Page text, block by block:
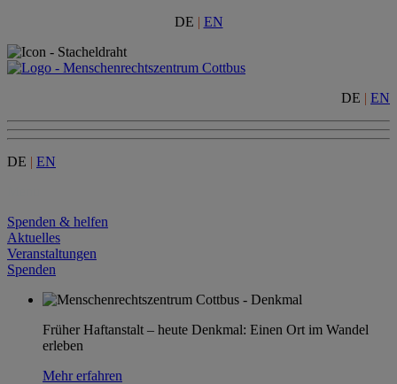
DE | EN
DE | EN
DE | EN
Spenden & helfen
Aktuelles
Veranstaltungen
Spenden
Früher Haftanstalt – heute Denkmal: Einen Ort im Wandel
erleben
Mehr erfahren